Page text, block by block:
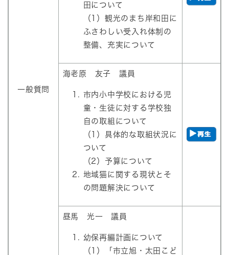
一般質問
田について
（1）観光のまち岸和田に
ふさわしい受入れ体制の
整備、充実について
海老原 友子 議員
市内小中学校における児
童・生徒に対する学校独
自の取組について
（1）具体的な取組状況に
ついて
（2）予算について
地域猫に関する現状とそ
の問題解決について
昼馬 光一 議員
幼保再編計画について
（1）「市立旭・太田こど